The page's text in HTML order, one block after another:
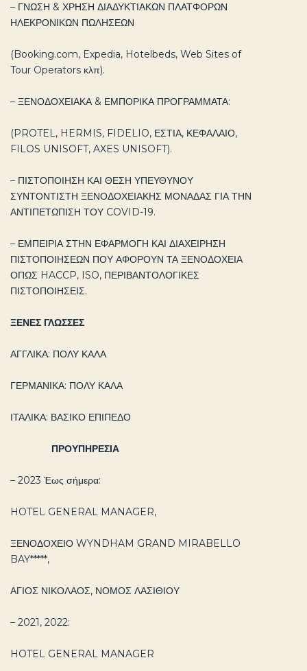
– ΓΝΩΣΗ & ΧΡΗΣΗ ΔΙΑΔΥΚΤΙΑΚΩΝ ΠΛΑΤΦΟΡΩΝ
ΗΛΕΚΡΟΝΙΚΩΝ ΠΩΛΗΣΕΩΝ
(Booking.com, Expedia, Hotelbeds, Web Sites of
Tour Operators κλπ).
– ΞΕΝΟΔΟΧΕΙΑΚΑ & ΕΜΠΟΡΙΚΑ ΠΡΟΓΡΑΜΜΑΤΑ:
(PROTEL, HERMIS, FIDELIO, ΕΣΤΙΑ, ΚΕΦΑΛΑΙΟ,
FILOS UNISOFT, AXES UNISOFT).
– ΠΙΣΤΟΠΟΙΗΣΗ ΚΑΙ ΘΕΣΗ ΥΠΕΥΘΥΝΟΥ
ΣΥΝΤΟΝΤΙΣΤΗ ΞΕΝΟΔΟΧΕΙΑΚΗΣ ΜΟΝΑΔΑΣ ΓΙΑ ΤΗΝ
ΑΝΤΙΠΕΤΩΠΙΣΗ ΤΟΥ COVID-19.
– ΕΜΠΕΙΡΙΑ ΣΤΗΝ ΕΦΑΡΜΟΓΗ ΚΑΙ ΔΙΑΧΕΙΡΗΣΗ
ΠΙΣΤΟΠΟΙΗΣΕΩΝ ΠΟΥ ΑΦΟΡΟΥΝ ΤΑ ΞΕΝΟΔΟΧΕΙΑ
ΟΠΩΣ HACCP, ISO, ΠΕΡΙΒΑΝΤΟΛΟΓΙΚΕΣ
ΠΙΣΤΟΠΟΙΗΣΕΙΣ.
ΞΕΝΕΣ ΓΛΩΣΣΕΣ
ΑΓΓΛΙΚΑ: ΠΟΛΥ ΚΑΛΑ
ΓΕΡΜΑΝΙΚΑ: ΠΟΛΥ ΚΑΛΑ
ΙΤΑΛΙΚΑ: ΒΑΣΙΚΟ ΕΠΙΠΕΔΟ
ΠΡΟΥΠΗΡΕΣΙΑ
– 2023 Έως σήμερα:
HOTEL GENERAL MANAGER,
ΞΕΝΟΔΟΧΕΙΟ WYNDHAM GRAND MIRABELLO
BAY*****,
ΑΓΙΟΣ ΝΙΚΟΛΑΟΣ, ΝΟΜΟΣ ΛΑΣΙΘΙΟΥ
– 2021, 2022:
HOTEL GENERAL MANAGER